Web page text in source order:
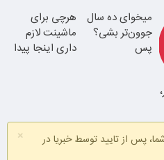
تغییر طبیعی
پایین 35
میخوای ده سال
جوون‌تر بشی؟
پس
هرچی برای
ماشینت لازم
داری اینجا پیدا
×
پس از تایید توسط خبریا در